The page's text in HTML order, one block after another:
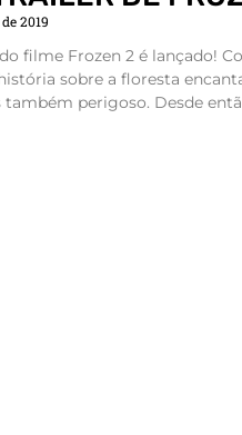
2019
filme Frozen 2 é lançado!
sobre a floresta
perigoso. Desde